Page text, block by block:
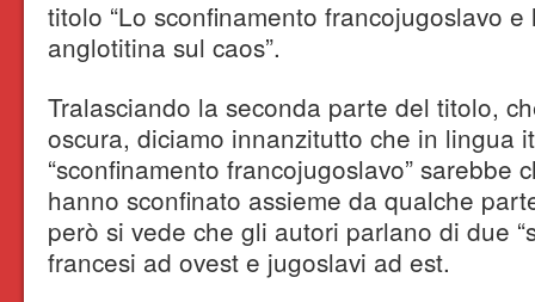
titolo “Lo sconfinamento francojugoslavo e
anglotitina sul caos”.
Tralasciando la seconda parte del titolo,
oscura, diciamo innanzitutto che in lingua
“sconfinamento francojugoslavo” sarebbe
hanno sconfinato assieme da qualche
però si vede che gli autori parlano di due
francesi ad ovest e jugoslavi ad est.